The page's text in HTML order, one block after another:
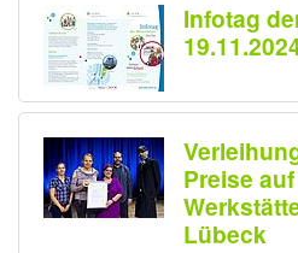
Infotag
Preise
Lübeck